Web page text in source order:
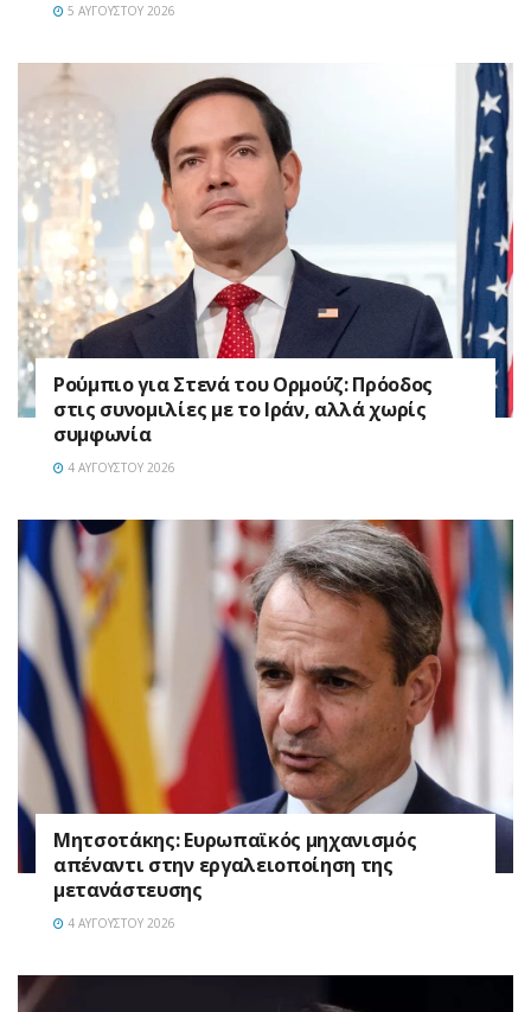
5 ΑΥΓΟΎΣΤΟΥ 2026
Ρούμπιο για Στενά του Ορμούζ: Πρόοδος
στις συνομιλίες με το Ιράν, αλλά χωρίς
συμφωνία
4 ΑΥΓΟΎΣΤΟΥ 2026
Μητσοτάκης: Ευρωπαϊκός μηχανισμός
απέναντι στην εργαλειοποίηση της
μετανάστευσης
4 ΑΥΓΟΎΣΤΟΥ 2026